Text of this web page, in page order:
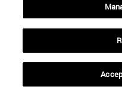
resultando una
dirigido a conseguir
Así pues, las cuatro
de Xi se centran en la
y tecnología y la